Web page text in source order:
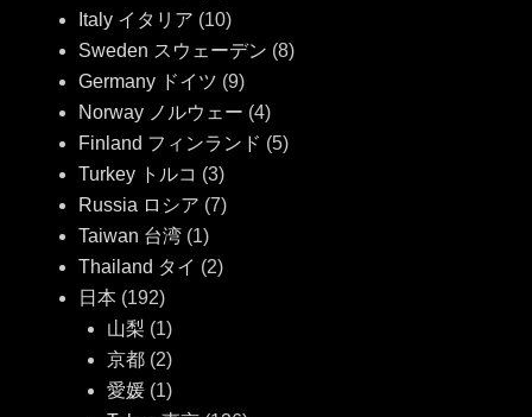
Italy イタリア (10)
Sweden スウェーデン (8)
Germany ドイツ (9)
Norway ノルウェー (4)
Finland フィンランド (5)
Turkey トルコ (3)
Russia ロシア (7)
Taiwan 台湾(1)
Thailand タイ (2)
日本 (192)
山梨 (1)
京都(2)
愛媛(1)